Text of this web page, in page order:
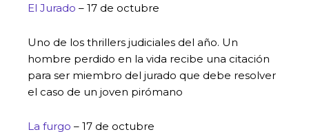
El Jurado – 17 de octubre
Uno de los thrillers judiciales del año. Un
hombre perdido en la vida recibe una citación
para ser miembro del jurado que debe resolver
el caso de un joven pirómano
La furgo – 17 de octubre